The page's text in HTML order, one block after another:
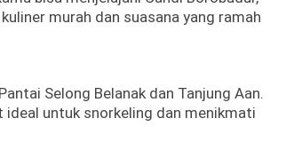
murah dan suasana yang ramah
Selong Belanak dan Tanjung Aan.
ideal untuk snorkeling dan menikmati